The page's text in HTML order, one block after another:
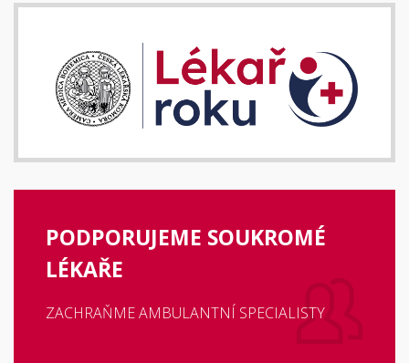
PODPORUJEME SOUKROMÉ
LÉKAŘE
ZACHRAŇME AMBULANTNÍ SPECIALISTY